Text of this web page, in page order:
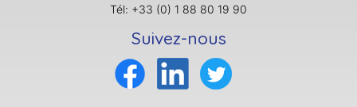
Tél: +33 (0) 1 88 80 19 90
Suivez-nous